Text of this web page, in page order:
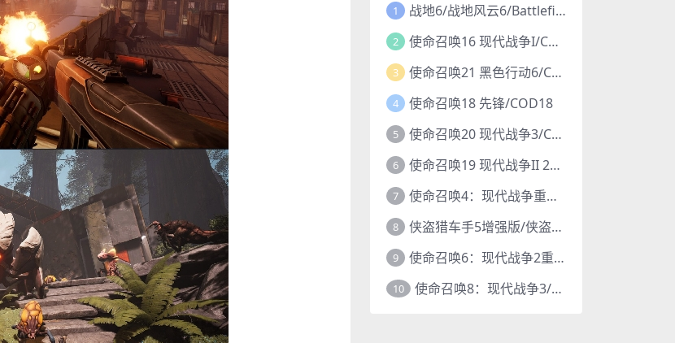
1 战地6/战地风云6/Battlefield 6
2 使命召唤16 现代战争I/COD16
3 使命召唤21 黑色行动6/COD21
4 使命召唤18 先锋/COD18
5 使命召唤20 现代战争3/COD20
6 使命召唤19 现代战争II 2022/COD19
7 使命召唤4：现代战争重制版/COD4
8 侠盗猎车手5增强版/侠盗飞车5增强版/GTA5增强版
9 使命召唤6：现代战争2重制版/COD6重置版
10 使命召唤8：现代战争3/COD8